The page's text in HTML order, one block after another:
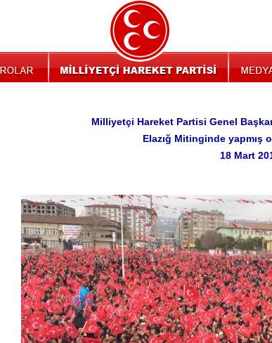
Milliyetçi Hareket Partisi Genel
Elazığ Mitinginde yapmış
18 Mart